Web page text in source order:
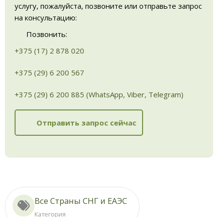
услугу, пожалуйста, позвоните или отправьте запрос
на консультацию:
Позвонить:
+375 (17) 2 878 020
+375 (29) 6 200 567
+375 (29) 6 200 885 (WhatsApp, Viber, Telegram)
Отправить запрос сейчас
Все Страны СНГ и ЕАЭС
Категория